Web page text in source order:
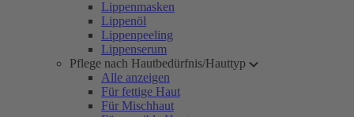
Lippenmasken
Lippenöl
Lippenpeeling
Lippenserum
Pflege nach Hautbedürfnis/Hauttyp
Alle anzeigen
Für fettige Haut
Für Mischhaut